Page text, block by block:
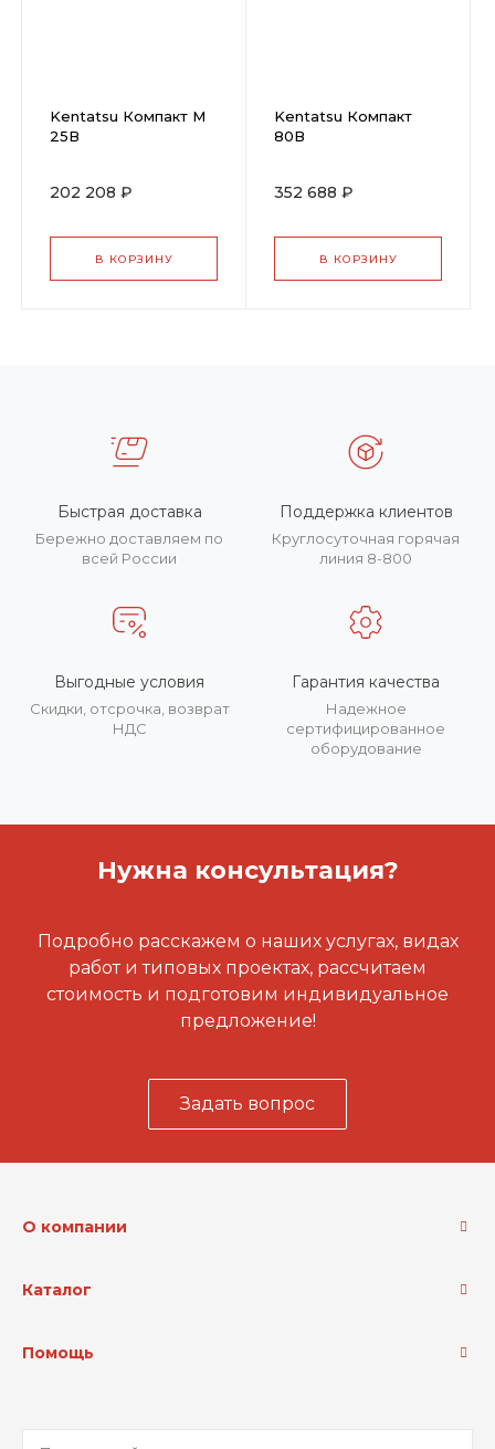
Kentatsu Компакт М
25В
202 208 ₽
В КОРЗИНУ
Kentatsu Компакт
80В
352 688 ₽
В КОРЗИНУ
Быстрая доставка
Бережно доставляем по
всей России
Поддержка клиентов
Круглосуточная горячая
линия 8-800
Выгодные условия
Скидки, отсрочка, возврат
НДС
Гарантия качества
Надежное
сертифицированное
оборудование
Нужна консультация?
Подробно расскажем о наших услугах, видах
работ и типовых проектах, рассчитаем
стоимость и подготовим индивидуальное
предложение!
Задать вопрос
О компании
Каталог
Помощь